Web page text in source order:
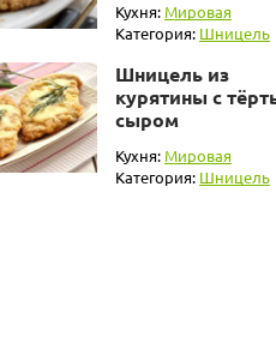
Кухня: Мировая
Категория: Шницель
Шницель из
курятины с
сыром
Кухня: Мировая
Категория: Шницель